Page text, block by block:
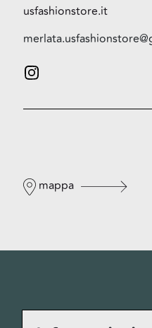
usfashionstore.it
mappa